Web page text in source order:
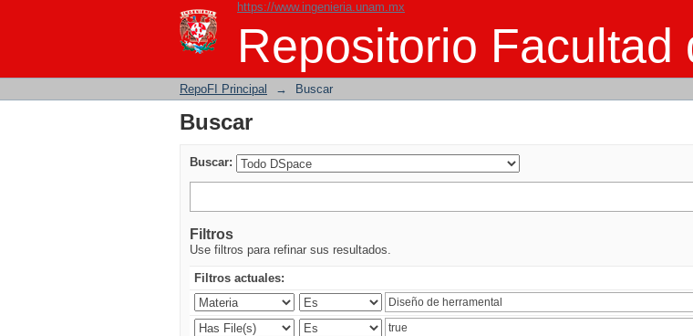
https://www.ingenieria.unam.mx
Repositorio Facultad
Buscar
RepoFI Principal → Buscar
Buscar
Buscar:
Filtros
Use filtros para refinar sus resultados.
Filtros actuales: